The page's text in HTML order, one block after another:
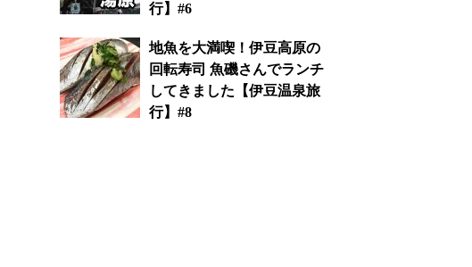
行】#6
地魚を大満喫！伊豆高原の
回転寿司 魚磯さんでランチ
してきました【伊豆温泉旅
行】#8